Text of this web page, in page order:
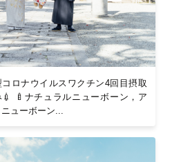
コロナウイルスワクチン4回目摂取
💉 🍼ナチュラルニューボーン，ア
ューボーン...